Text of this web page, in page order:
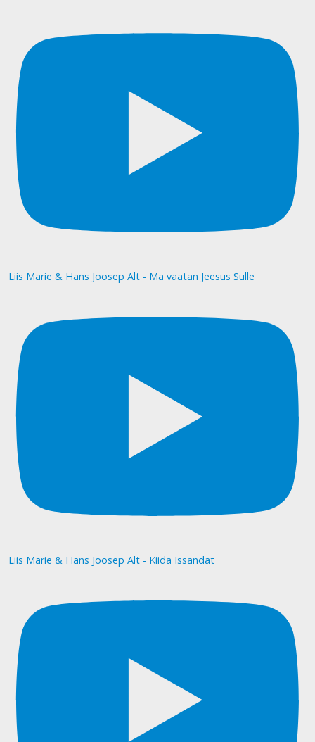
Liis Marie & Hans Joosep Alt - Ma vaatan Jeesus Sulle
Liis Marie & Hans Joosep Alt - Kiida Issandat